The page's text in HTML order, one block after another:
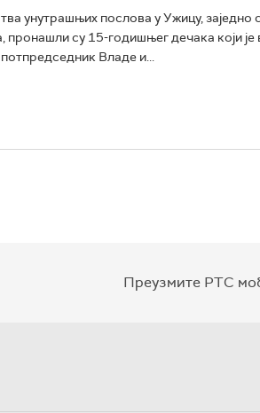
унутрашњих послова у Ужицу, заједно
пронашли су 15-годишњег дечака који
Владе и...
Преузмите РТС